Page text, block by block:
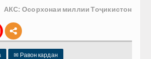
АКС: Осорхонаи миллии Тоҷикистон
✉ Равон кардан